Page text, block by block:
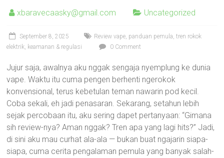
xbaravecaasky@gmail.com Uncategorized
September 8, 2025
Review vape, panduan pemula, tren rokok
elektrik, keamanan & regulasi
0 Comment
Jujur saja, awalnya aku nggak sengaja nyemplung ke dunia
vape. Waktu itu cuma pengen berhenti ngerokok
konvensional, terus kebetulan teman nawarin pod kecil.
Coba sekali, eh jadi penasaran. Sekarang, setahun lebih
sejak percobaan itu, aku sering dapet pertanyaan: “Gimana
sih review-nya? Aman nggak? Tren apa yang lagi hits?” Jadi,
di sini aku mau curhat ala-ala — bukan buat ngajarin siapa-
siapa, cuma cerita pengalaman pemula yang banyak salah-